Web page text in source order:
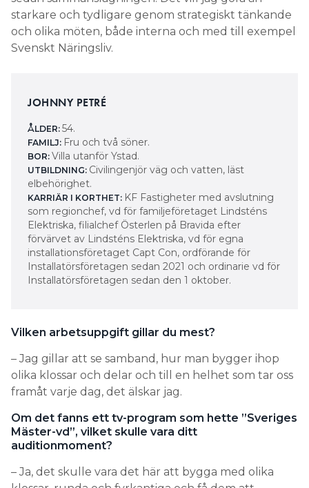
JOHNNY PETRÉ
BOR:Villa utanför Ystad.
elbehörighet.
KARRIÄR I KORTHET:KF Fastigheter med avslutning
som ­regionchef, vd för familjeföretaget Lindsténs
Elektriska, filialchef ­Österlen på Bravida efter
förvärvet av Lindsténs Elektriska, vd för egna
installationsföretaget Capt Con, ordförande för
Installatörsföretagen sedan 2021 och ordinarie vd för
Installatörsföretagen sedan den 1 oktober.
Vilken arbetsuppgift gillar du mest?
framåt varje dag, det älskar jag.
Om det fanns ett tv-program som hette ”Sveriges
Mäster-vd”, vilket skulle vara ditt
auditionmoment?
– Ja, det skulle vara det här att bygga med olika
klossar, runda och fyrkantiga och få dem att
samarbeta. Jag skulle ta med mig personer med
olika egenskaper och styrkor och lägga ihop dem,
det blir en väldigt stor kraft.